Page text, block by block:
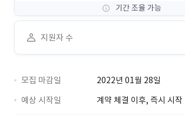
기간 조율 가능
지원자 수
모집 마감일
2022년 01월 28일
예상 시작일
계약 체결 이후, 즉시 시작